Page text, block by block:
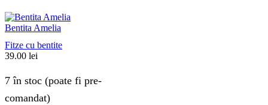
Bentita Amelia
Fitze cu bentite
39.00 lei
7 în stoc (poate fi pre-
comandat)